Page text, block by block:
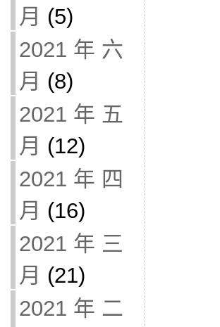
月 (5)
2021 年 六
月 (8)
2021 年 五
月 (12)
2021 年 四
月 (16)
2021 年 三
月 (21)
2021 年 二